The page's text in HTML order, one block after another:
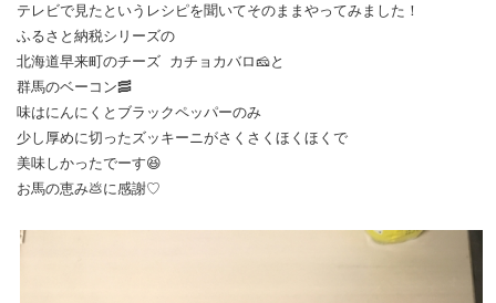
テレビで見たというレシピを聞いてそのままやってみました！
ふるさと納税シリーズの
北海道早来町のチーズ カチョカバロ🧀と
群馬のベーコン🥓
味はにんにくとブラックペッパーのみ
少し厚めに切ったズッキーニがさくさくほくほくで
美味しかったでーす😆
お馬の恵み💩に感謝♡